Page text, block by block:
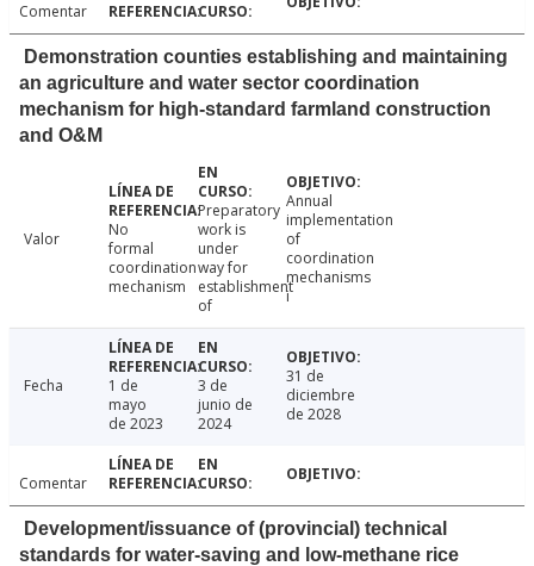
Comentar
Demonstration counties establishing and maintaining
an agriculture and water sector coordination
mechanism for high-standard farmland construction
and O&M
Valor
No
formal
coordination
mechanism
Preparatory
work is
under
way for
establishment
of
Annual
implementation
of
coordination
mechanisms
i
Fecha
1 de
mayo
de 2023
3 de
junio de
2024
31 de
diciembre
de 2028
Comentar
Development/issuance of (provincial) technical
standards for water-saving and low-methane rice